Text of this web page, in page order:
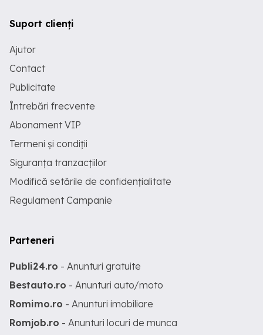
Suport clienți
Ajutor
Contact
Publicitate
Întrebări frecvente
Abonament VIP
Termeni și condiții
Siguranța tranzacțiilor
Modifică setările de confidențialitate
Regulament Campanie
Parteneri
Publi24.ro - Anunturi gratuite
Bestauto.ro - Anunturi auto/moto
Romimo.ro - Anunturi imobiliare
Romjob.ro - Anunturi locuri de munca